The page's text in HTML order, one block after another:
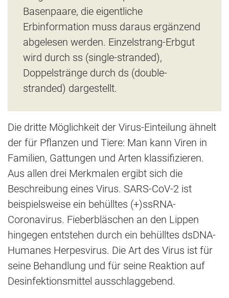
Basenpaare, die eigentliche
Erbinformation muss daraus ergänzend
abgelesen werden. Einzelstrang-Erbgut
wird durch ss (single-stranded),
Doppelstränge durch ds (double-
stranded) dargestellt.
Die dritte Möglichkeit der Virus-Einteilung ähnelt
der für Pflanzen und Tiere: Man kann Viren in
Familien, Gattungen und Arten klassifizieren.
Aus allen drei Merkmalen ergibt sich die
Beschreibung eines Virus. SARS-CoV-2 ist
beispielsweise ein behülltes (+)ssRNA-
Coronavirus. Fieberbläschen an den Lippen
hingegen entstehen durch ein behülltes dsDNA-
Humanes Herpesvirus. Die Art des Virus ist für
seine Behandlung und für seine Reaktion auf
Desinfektionsmittel ausschlaggebend.